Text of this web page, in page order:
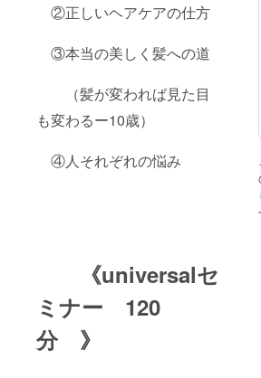
②正しいヘアケアの仕方
③本当の美しく髪への道
（髪が変われば見た目
も変わるー10歳）
④人それぞれの悩み
《universalセ
ミナー 120
分 》